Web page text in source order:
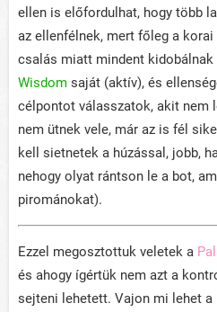
ellen is előfordulhat, hogy több
az ellenfélnek, mert főleg a
csalás miatt mindent kidobálnak
Wisdom saját (aktív), és
célpontot válasszatok, akit nem
nem ütnek vele, már az is fél
kell sietnetek a húzással, jobb,
nehogy olyat rántson le a bot,
pirománokat).
Ezzel megosztottuk veletek a
és ahogy ígértük nem azt a
sejteni lehetett. Vajon mi lehet a